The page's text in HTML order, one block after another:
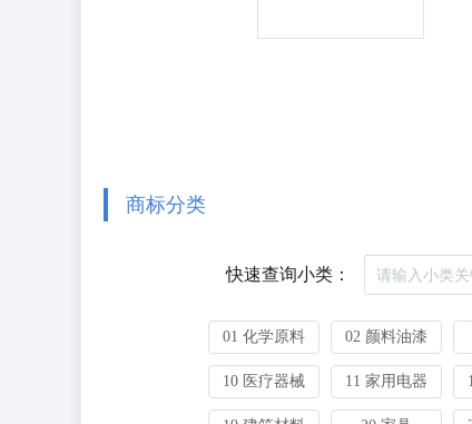
商标分类
快速查询小类：
01 化学原料 02 颜料油漆
10 医疗器械 11 家用电器